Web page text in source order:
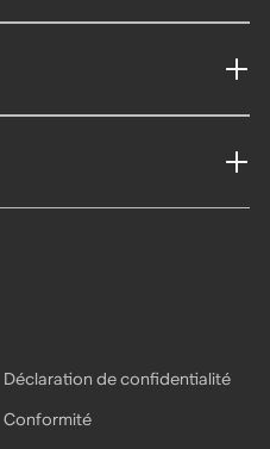
Déclaration de confidentialité
Conformité